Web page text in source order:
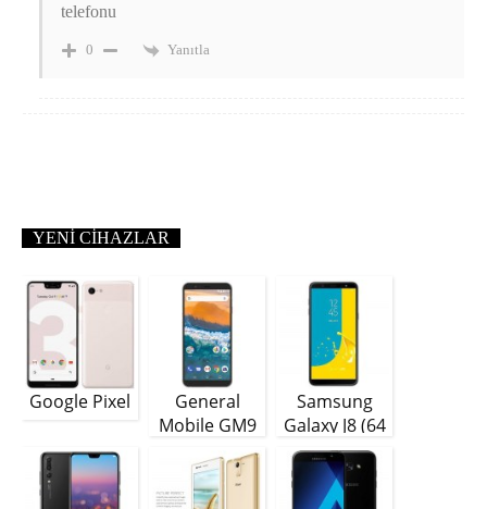
telefonu
0 Yanıtla
YENI CIHAZLAR
Google Pixel
General
Mobile GM9
Samsung
Galaxy J8 (64
GB)